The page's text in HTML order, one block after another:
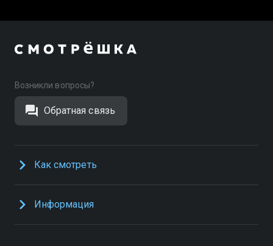
Возникли вопросы?
Обратная связь
Как смотреть
Информация